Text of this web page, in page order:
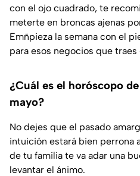
con el ojo cuadrado, te
meterte en broncas ajenas
Emñpieza la semana con el
para esos negocios que traes
¿Cuál es el horóscopo
mayo?
No dejes que el pasado
intuición estará bien perrona
de tu familia te va adar una
levantar el ánimo.